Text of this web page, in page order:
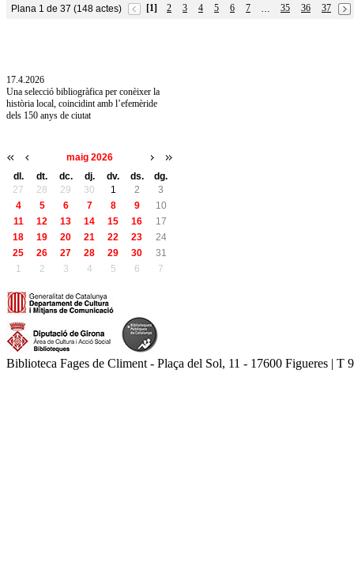
Plana 1 de 37 (148 actes) [1] 2 3 4 5 6 7 … 35 36
37
17.4.2026
Una selecció bibliogràfica per conèixer la
història local, coincidint amb l’efemèride
dels 150 anys de ciutat
maig 2026
dl.
dt. dc. dj. dv. ds.
dg.
27
28 29 30 1 2
3
4
5 6 7 8 9
10
11
12 13 14 15 16
17
18
19 20 21 22 23
24
25
26 27 28 29 30
31
1
2 3 4 5 6 7
Biblioteca Fages de Climent - Plaça del Sol, 11 - 17600 Figueres |